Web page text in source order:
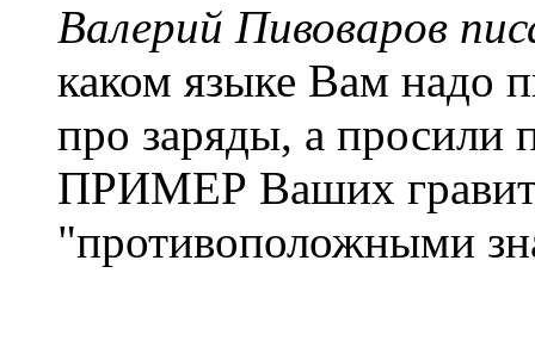
Валерий Пивоваров
каком языке Вам надо
про заряды, а
ПРИМЕР Ваших
"противоположными